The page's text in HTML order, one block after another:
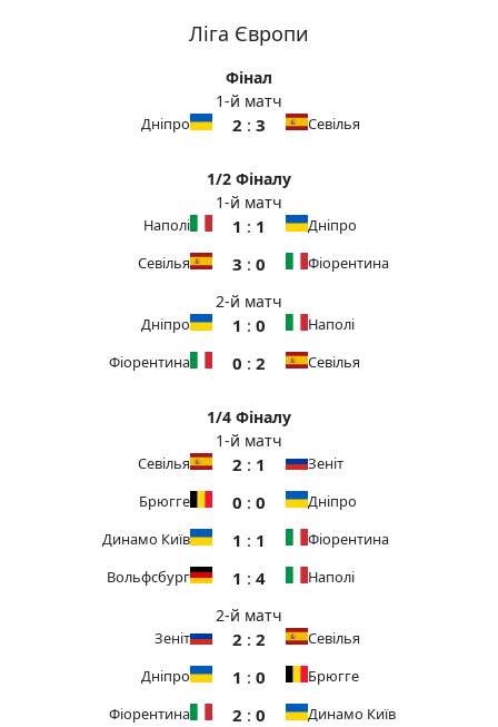
Ліга Європи
Фінал
1-й матч
Дніпро 2 : 3 Севілья
1/2 Фіналу
1-й матч
Наполі 1 : 1
Дніпро
Севілья
3 : 0 Фіорентина
2-й матч
Дніпро 1 : 0
Наполі
Фіорентина
0 : 2 Севілья
1/4 Фіналу
1-й матч
Севілья 2 : 1
Зеніт
Брюгге
0 : 0
Дніпро
Динамо Київ
1 : 1
Фіорентина
Вольфсбург
1 : 4 Наполі
2-й матч
Зеніт 2 : 2
Севілья
Дніпро
1 : 0
Брюгге
Фіорентина
2 : 0
Динамо Київ